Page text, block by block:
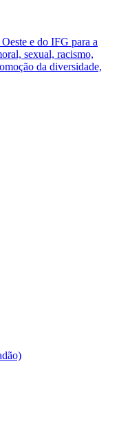
e do IFG para a
sexual, racismo,
da diversidade,